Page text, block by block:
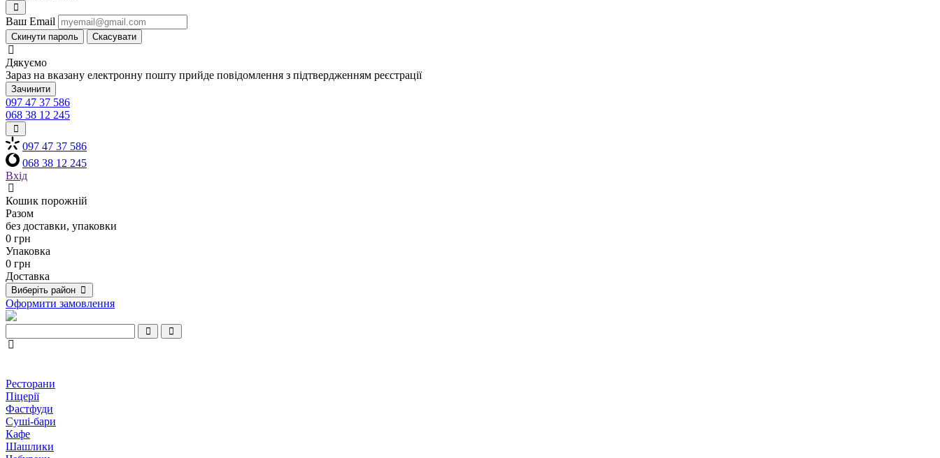
Ваш Email
Скинути пароль Скасувати
Дякуємо
Зараз на вказану електронну пошту прийде повідомлення з підтвердженням реєстрації
Зачинити
097 47 37 586
068 38 12 245
097 47 37 586
068 38 12 245
Вхід
Кошик порожній
Разом
без доставки, упаковки
0 грн
Упаковка
0 грн
Доставка
Виберіть район
Оформити замовлення
Ресторани
Піцерії
Фастфуди
Суші-бари
Кафе
Шашлики